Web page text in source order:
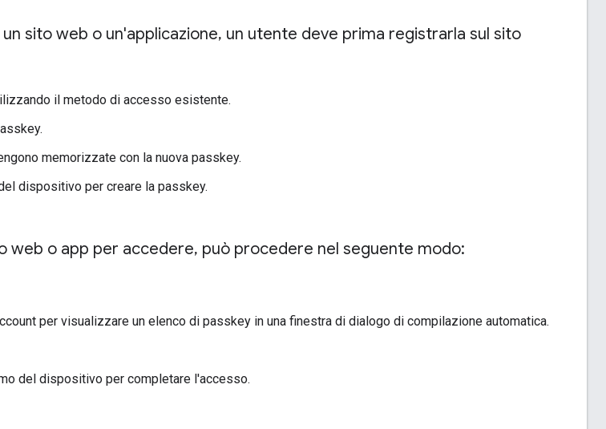
sito web o un'applicazione, un utente deve prima registrarla sul sito
il metodo di accesso esistente.
memorizzate con la nuova passkey.
dispositivo per creare la passkey.
web o app per accedere, può procedere nel seguente modo:
per visualizzare un elenco di passkey in una finestra di dialogo di compilazione automatica.
del dispositivo per completare l'accesso.